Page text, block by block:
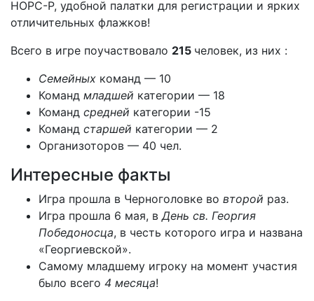
НОРС-Р, удобной палатки для регистрации и ярких
отличительных флажков!
Всего в игре поучаствовало 215 человек, из них :
Семейных команд — 10
Команд младшей категории — 18
Команд средней категории -15
Команд старшей категории — 2
Организоторов — 40 чел.
Интересные факты
Игра прошла в Черноголовке во второй раз.
Игра прошла 6 мая, вДень св. Георгия
Победоносца, в честь которого игра и названа
«Георгиевской».
Самому младшему игроку на момент участия
было всего 4 месяца!